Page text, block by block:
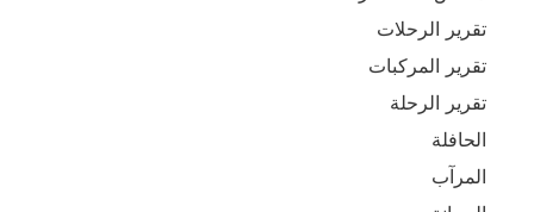
تقرير الرحلات
تقرير المركبات
تقرير الرحلة
الحافلة
المرآب